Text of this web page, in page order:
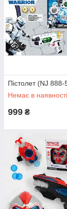
Пістолет (NJ 888-
Немає в наявності
999 ₴